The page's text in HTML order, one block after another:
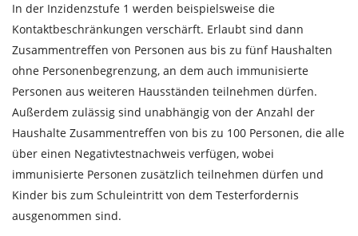
In der Inzidenzstufe 1 werden beispielsweise die
Kontaktbeschränkungen verschärft. Erlaubt sind dann
Zusammentreffen von Personen aus bis zu fünf Haushalten
ohne Personenbegrenzung, an dem auch immunisierte
Personen aus weiteren Hausständen teilnehmen dürfen.
Außerdem zulässig sind unabhängig von der Anzahl der
Haushalte Zusammentreffen von bis zu 100 Personen, die alle
über einen Negativtestnachweis verfügen, wobei
immunisierte Personen zusätzlich teilnehmen dürfen und
Kinder bis zum Schuleintritt von dem Testerfordernis
ausgenommen sind.